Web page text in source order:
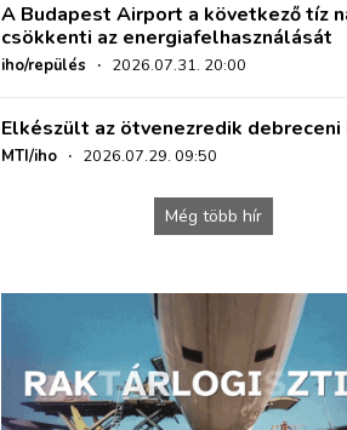
A Budapest Airport a következő tíz
csökkenti az energiafelhasználását
iho/repülés · 2026.07.31. 20:00
Elkészült az ötvenezredik debreceni
MTI/iho · 2026.07.29. 09:50
Még több hír